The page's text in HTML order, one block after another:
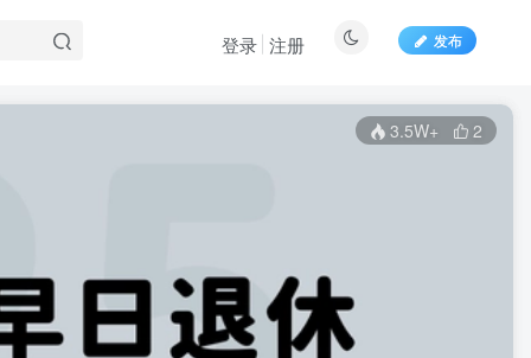
发布
登录 注册
3.5W+ 2